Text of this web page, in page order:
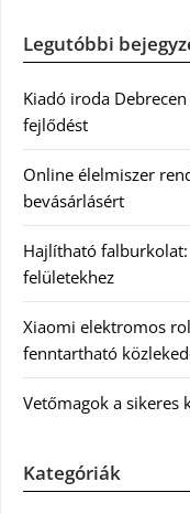
Legutóbbi
Kiadó iroda
fejlődést
Online élelmiszer
bevásárlásért
Hajlítható
felületekhez
Xiaomi elektromos
fenntartható
Vetőmagok a sikeres
Kategóriák